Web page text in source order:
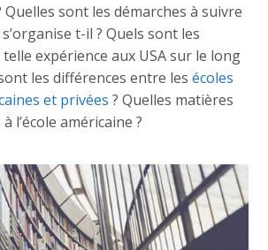
Quelles sont les démarches à suivre
t-il ? Quels sont les
telle expérience aux USA sur le long
les différences entre lesécoles
et privées ? Quelles matières
l’école américaine ?